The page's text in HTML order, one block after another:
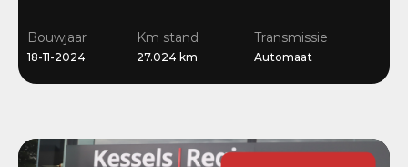
Massage |
Stuur/Stoelverwarming |
Bouwjaar
18-11-2024
Km stand
27.024 km
Transmissie
Automaat